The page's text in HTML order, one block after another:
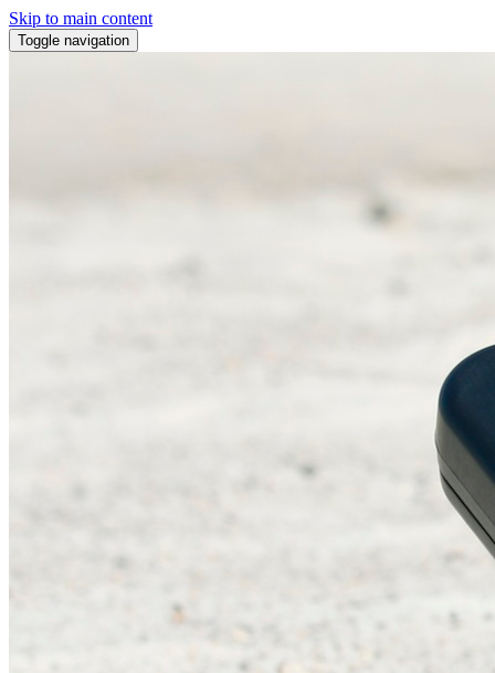
Skip to main content
Toggle navigation